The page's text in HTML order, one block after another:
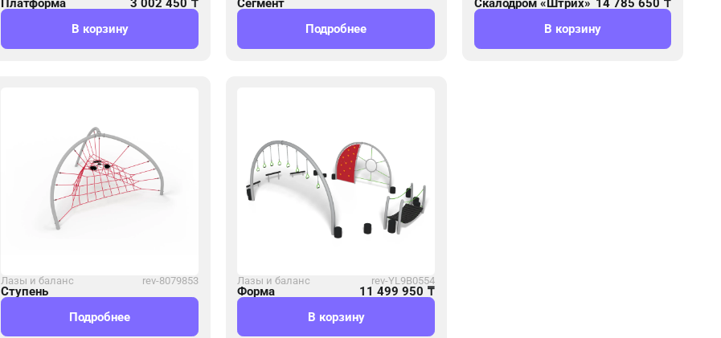
Платформа 3 002 450 ₸
В корзину
Сегмент
Подробнее
Скалодром «Штрих» 14 785 650 ₸
В корзину
Лазы и баланс rev-8079853
Ступень
Подробнее
Лазы и баланс rev-YL9B0554
Форма 11 499 950 ₸
В корзину